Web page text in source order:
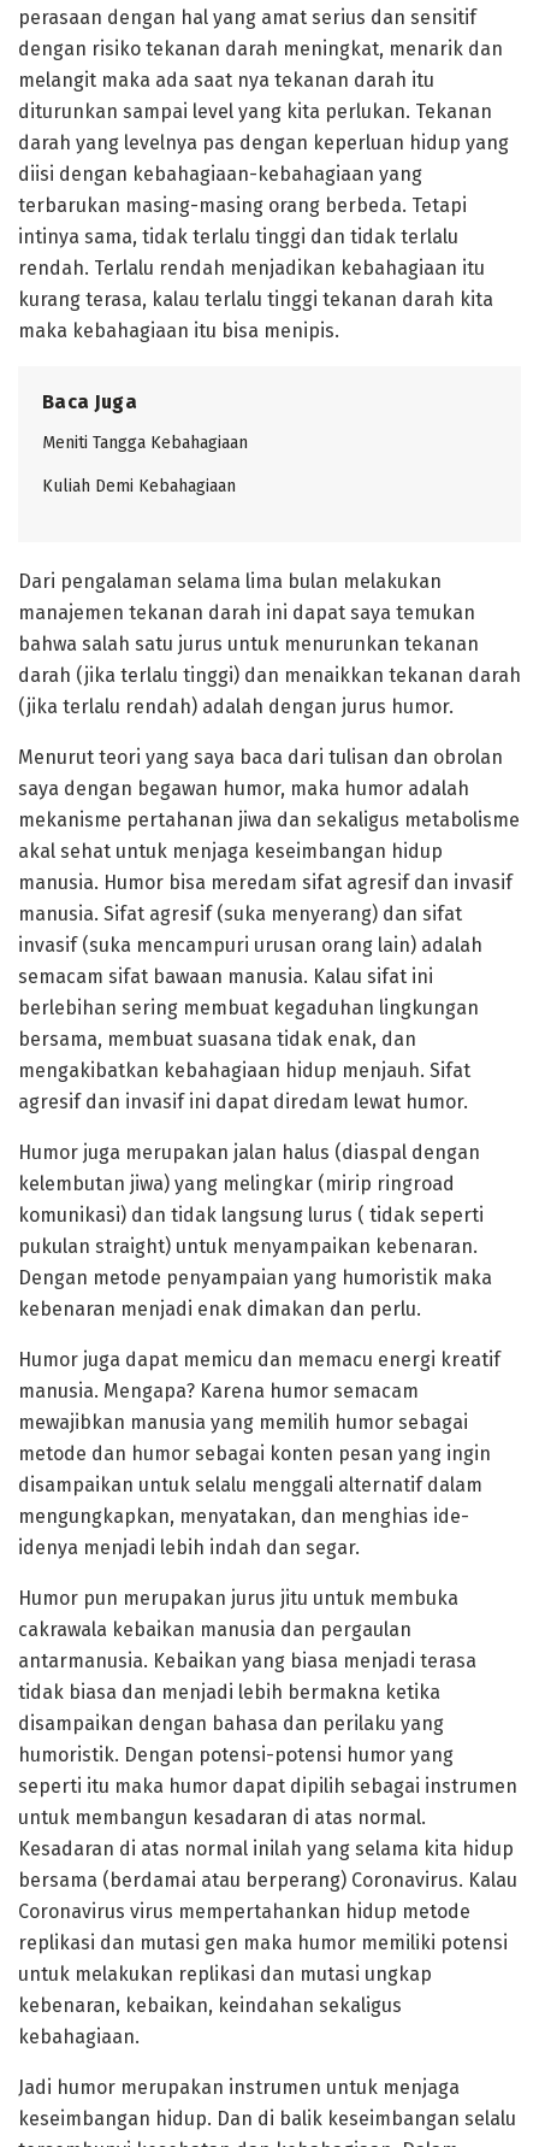
perasaan dengan hal yang amat serius dan sensitif
dengan risiko tekanan darah meningkat, menarik dan
melangit maka ada saat nya tekanan darah itu
diturunkan sampai level yang kita perlukan. Tekanan
darah yang levelnya pas dengan keperluan hidup yang
diisi dengan kebahagiaan-kebahagiaan yang
terbarukan masing-masing orang berbeda. Tetapi
intinya sama, tidak terlalu tinggi dan tidak terlalu
rendah. Terlalu rendah menjadikan kebahagiaan itu
kurang terasa, kalau terlalu tinggi tekanan darah kita
maka kebahagiaan itu bisa menipis.
Baca Juga
Meniti Tangga Kebahagiaan
Kuliah Demi Kebahagiaan
Dari pengalaman selama lima bulan melakukan
manajemen tekanan darah ini dapat saya temukan
bahwa salah satu jurus untuk menurunkan tekanan
darah (jika terlalu tinggi) dan menaikkan tekanan darah
(jika terlalu rendah) adalah dengan jurus humor.
Menurut teori yang saya baca dari tulisan dan obrolan
saya dengan begawan humor, maka humor adalah
mekanisme pertahanan jiwa dan sekaligus metabolisme
akal sehat untuk menjaga keseimbangan hidup
manusia. Humor bisa meredam sifat agresif dan invasif
manusia. Sifat agresif (suka menyerang) dan sifat
invasif (suka mencampuri urusan orang lain) adalah
semacam sifat bawaan manusia. Kalau sifat ini
berlebihan sering membuat kegaduhan lingkungan
bersama, membuat suasana tidak enak, dan
mengakibatkan kebahagiaan hidup menjauh. Sifat
agresif dan invasif ini dapat diredam lewat humor.
Humor juga merupakan jalan halus (diaspal dengan
kelembutan jiwa) yang melingkar (mirip ringroad
komunikasi) dan tidak langsung lurus ( tidak seperti
pukulan straight) untuk menyampaikan kebenaran.
Dengan metode penyampaian yang humoristik maka
kebenaran menjadi enak dimakan dan perlu.
Humor juga dapat memicu dan memacu energi kreatif
manusia. Mengapa? Karena humor semacam
mewajibkan manusia yang memilih humor sebagai
metode dan humor sebagai konten pesan yang ingin
disampaikan untuk selalu menggali alternatif dalam
mengungkapkan, menyatakan, dan menghias ide-
idenya menjadi lebih indah dan segar.
Humor pun merupakan jurus jitu untuk membuka
cakrawala kebaikan manusia dan pergaulan
antarmanusia. Kebaikan yang biasa menjadi terasa
tidak biasa dan menjadi lebih bermakna ketika
disampaikan dengan bahasa dan perilaku yang
humoristik. Dengan potensi-potensi humor yang
seperti itu maka humor dapat dipilih sebagai instrumen
untuk membangun kesadaran di atas normal.
Kesadaran di atas normal inilah yang selama kita hidup
bersama (berdamai atau berperang) Coronavirus. Kalau
Coronavirus virus mempertahankan hidup metode
replikasi dan mutasi gen maka humor memiliki potensi
untuk melakukan replikasi dan mutasi ungkap
kebenaran, kebaikan, keindahan sekaligus
kebahagiaan.
Jadi humor merupakan instrumen untuk menjaga
keseimbangan hidup. Dan di balik keseimbangan selalu